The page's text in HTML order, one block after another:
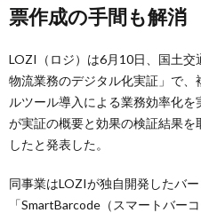
票作成の手間も解消
LOZI（ロジ）は6月10日、国土
物流業務のデジタル化実証」で
ルツール導入による業務効率化
が実証の概要と効果の検証結果
したと発表した。
同事業はLOZIが独自開発したバ
「SmartBarcode（スマートバー